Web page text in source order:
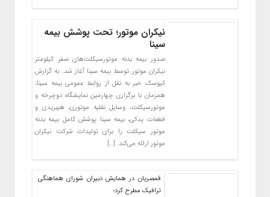
نیکران موتور؛ تحت پوشش بیمه
سینا
صدور بیمه بدنه موتورسیکلت‌های صفر کیلومتر
نیکران موتور توسط بیمه سینا آغاز شد. به گزارش
کیوسک خبر به نقل از روابط عمومی بیمه سینا،
همزمان با برگزاری چهارمین نمایشگاه دوچرخه و
موتورسیکلت، وسایل نقلیه موتوری، هیبریدی و
قطعات یدکی، بیمه سینا پوشش کامل بیمه بدنه
موتور سیکلت را برای تولیدات شرکت نیکران
موتور ارائه می‌کند. […]
قمصریان در همایش دبیران شورای هماهنگی
ترافیک مطرح کرد؛